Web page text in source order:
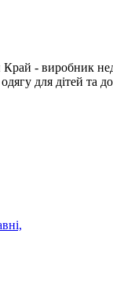
- виробник
для дітей та